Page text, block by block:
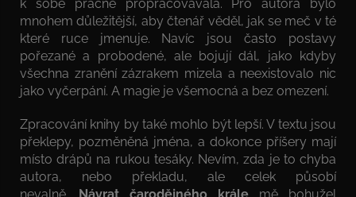
k sobě pracně propracovávala. Pro autora bylo
mnohem důležitější, aby čtenář věděl, jak se meč v té
které ruce jmenuje. Navíc jsou často postavy
pořezané a probodené, ale bojují dál, jako kdyby
všechna zranění zázrakem mizela a neexistovalo nic
jako vyčerpání. A magie je všemocná a bez omezení.
Zpracování knihy by také mohlo být lepší. V textu jsou
překlepy, pozměněná jména, a dokonce příšery mají
místo drápů na rukou tesáky. Nevím, zda je to chyba
autora, nebo překladu, ale celek působí
nevalně. Návrat čarodějného krále mě bohužel